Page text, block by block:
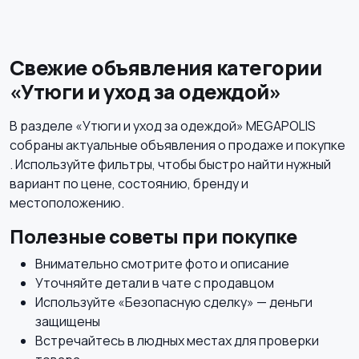
Холодильники
оборудование
Свежие объявления категории
«Утюги и уход за одеждой»
В разделе «Утюги и уход за одеждой» MEGAPOLIS
собраны актуальные объявления о продаже и покупке
. Используйте фильтры, чтобы быстро найти нужный
вариант по цене, состоянию, бренду и
местоположению.
Полезные советы при покупке
Внимательно смотрите фото и описание
Уточняйте детали в чате с продавцом
Используйте «Безопасную сделку» — деньги
защищены
Встречайтесь в людных местах для проверки